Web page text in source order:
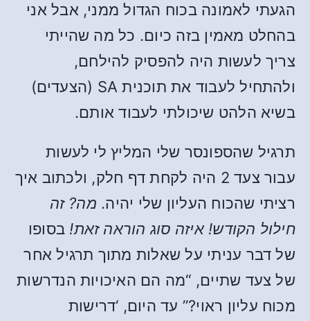
הגעתי לאמונה בכוח הגדול ממני, אבל אני
בהחלט מאמין בזה כיום. כל מה שהייתי
צריך לעשות היה להפסיק להילחם,
ולהתחיל לעבוד את תוכנית SA (הצעדים)
בשיא הלהט שיכולתי לעבוד אותם.
תרגיל שהספונסר שלי המליץ לי לעשות
עבור צעד 2 היה לקחת דף חלק, ולכתוב איך
רציתי שהכוח העליון שלי יהיה. מה? זה
חילול הקודש! איזה סוג הוראה זאת! בסופו
של דבר עניתי על שאלות מתוך תרגיל אחר
של צעד שתיים, “מה הם האיכויות הנדרשות
מכוח עליון ראוי?” עד היום, ‘דרישות